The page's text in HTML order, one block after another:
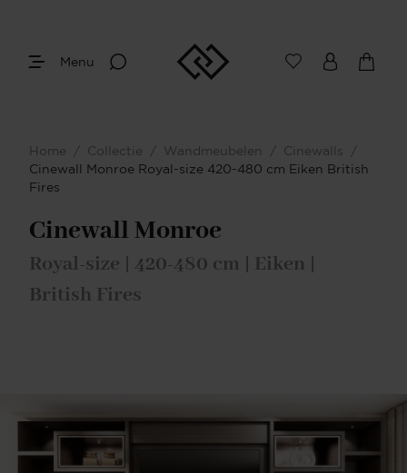
Menu
Home / Collectie / Wandmeubelen / Cinewalls
/
Cinewall Monroe Royal-size 420-480 cm Eiken British
Fires
Cinewall Monroe
Royal-size | 420-480 cm | Eiken |
British Fires
Afmetingen
Je bent gestart met het samenstellen van
jouw eigen Cinewall. Begin bij het